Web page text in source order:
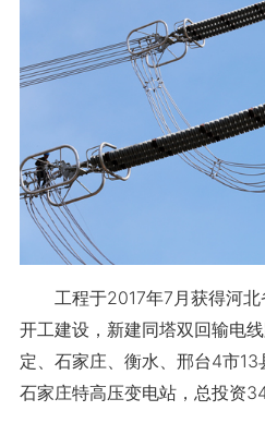
工程于2017年7月获得河北
开工建设，新建同塔双回输电
定、石家庄、衡水、邢台4市13
石家庄特高压变电站，总投资